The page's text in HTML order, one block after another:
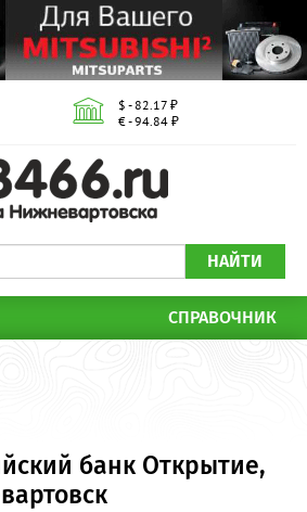
$ - 82.17 ₽
€ - 94.84 ₽
НАЙТИ
СПРАВОЧНИК
банк Открытие,